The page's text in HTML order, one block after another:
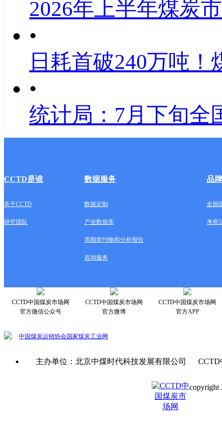
2026年上半年煤炭
•
日耗首破240万吨！
•
统计局：7月下旬全
CCTD是谁 数据服务 品
关于CCTD 数据定制 全国
研究团队 产业数据库 考察
周期类刊物和分析报告
咨询服务
CCTD中国煤炭市场网
官方微信公众号
CCTD中国煤炭市场网
官方微博
CCTD中国煤炭市场网
官方APP
中国煤炭运销协会国家煤炭工业网
主办单位：北京中煤时代科技发展有限公司
copyright